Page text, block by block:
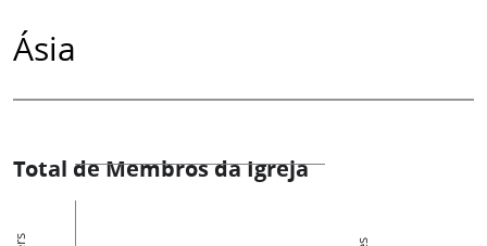
Ásia
Total de Membros da Igreja